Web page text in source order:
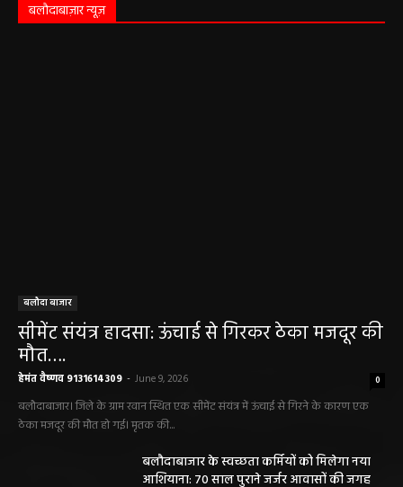
बलौदाबाज़ार न्यूज़
बलौदा बाजार
सीमेंट संयंत्र हादसा: ऊंचाई से गिरकर ठेका मजदूर की
मौत….
हेमंत वैष्णव 9131614309 - June 9, 2026 0
बलौदाबाजार। जिले के ग्राम रवान स्थित एक सीमेंट संयंत्र में ऊंचाई से गिरने के कारण एक
ठेका मजदूर की मौत हो गई। मृतक की...
बलौदाबाजार के स्वच्छता कर्मियों को मिलेगा नया
आशियाना: 70 साल पुराने जर्जर आवासों की जगह